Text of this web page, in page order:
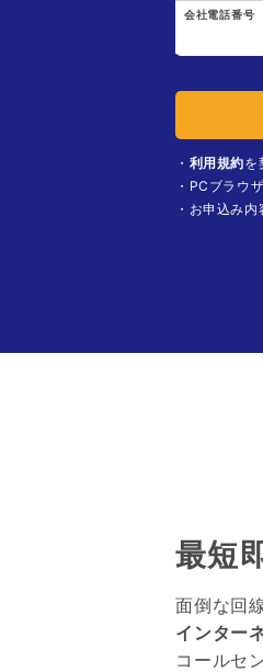
会社電話番号
・ 利用規約を
・PCブラウ
・お申込み
最短
面倒な回
インター
コールセ